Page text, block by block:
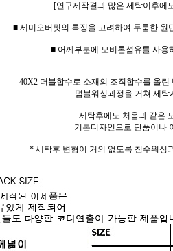
[연구제작결과 많은 세탁이후에
■ 세미오버핏의 특징을 고려하여 두툼한 원
■ 어께부분에 모비론섬유를 사용
40X2 더블합수로 소재의 조직합수를 올
덤블워싱과정을 거쳐 세
세탁후에도 처음과 같은
기본디자인으로 단품이나
* 세탁후 변형이 거의 없도록 침수워싱